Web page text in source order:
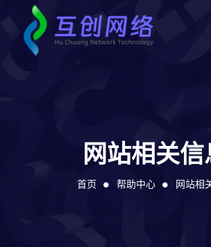
网站相关信
首页 帮助中心 网站相